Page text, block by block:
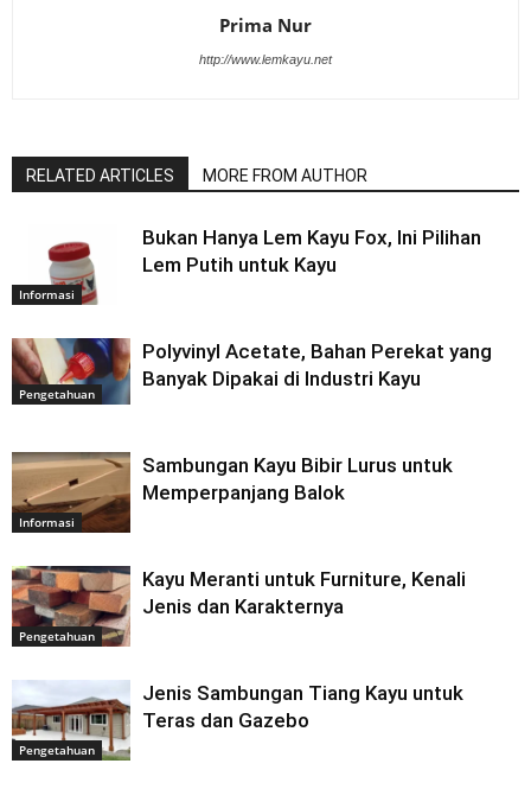
Prima Nur
http://www.lemkayu.net
RELATED ARTICLES MORE FROM AUTHOR
Informasi
Bukan Hanya Lem Kayu Fox, Ini Pilihan
Lem Putih untuk Kayu
Pengetahuan
Polyvinyl Acetate, Bahan Perekat yang
Banyak Dipakai di Industri Kayu
Informasi
Sambungan Kayu Bibir Lurus untuk
Memperpanjang Balok
Pengetahuan
Kayu Meranti untuk Furniture, Kenali
Jenis dan Karakternya
Pengetahuan
Jenis Sambungan Tiang Kayu untuk
Teras dan Gazebo